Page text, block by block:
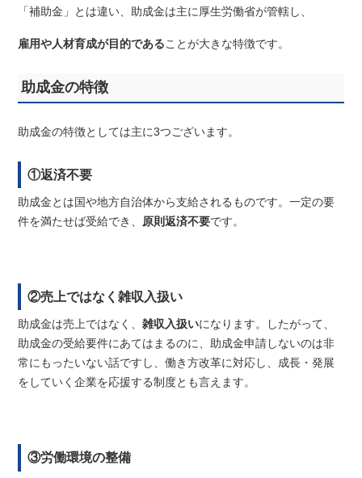
「補助金」とは違い、助成金は主に厚生労働省が管轄し、
雇用や人材育成が目的である ことが大きな特徴です。
助成金の特徴
助成金の特徴としては主に3つございます。
①返済不要
助成金とは国や地方自治体から支給されるものです。一定の要
件を満たせば受給でき、 原則返済不要です。
②売上ではなく雑収入扱い
助成金は売上ではなく、雑収入扱いになります。したがって、
助成金の受給要件にあてはまるのに、助成金申請しないのは非
常にもったいない話ですし、働き方改革に対応し、成長・発展
をしていく企業を応援する制度とも言えます。
③労働環境の整備